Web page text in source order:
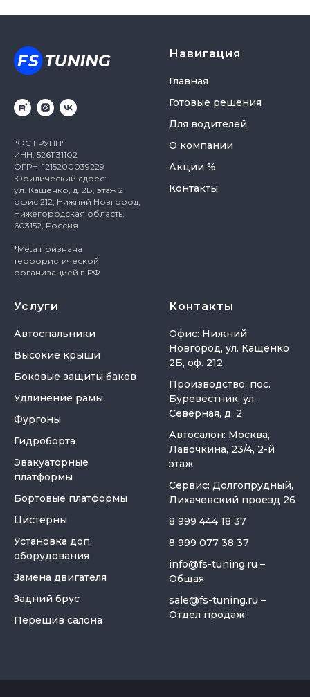
"ФС ГРУПП"
ИНН: 5261131102
ОГРН: 1215200039229
Юридический адрес:
ул. Кащенко, д. 2Б, этаж 2
офис 212, Нижний Новгород,
Нижегородская область,
603152, Россия
*Meta признана
террористической
организацией в РФ
Навигация
Главная
Готовые решения
Для водителей
О компании
Акции %
Контакты
Услуги
Автоспальники
Высокие крыши
Боковые защиты баков
Удлинение рамы
Фургоны
Гидроборта
Эвакуаторные
платформы
Бортовые платформы
Цистерны
Установка доп.
оборудования
Замена двигателя
Задний брус
Перешив салона
Контакты
Офис: Нижний
Новгород, ул. Кащенко
2Б, оф. 212
Производство: пос.
Буревестник, ул.
Северная, д. 2
Автосалон: Москва,
Лавочкина, 23/4, 2-й
этаж
Сервис: Долгопрудный,
Лихачевский проезд 26
8 999 444 18 37
8 999 077 38 37
info@fs-tuning.ru –
Общая
sale@fs-tuning.ru –
Отдел продаж